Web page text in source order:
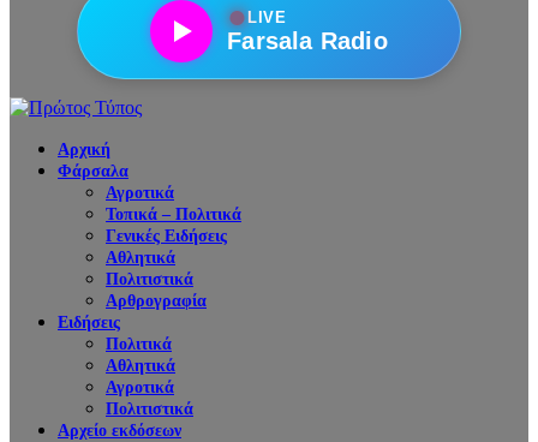
●LIVE
Farsala Radio
Αρχική
Φάρσαλα
Αγροτικά
Τοπικά – Πολιτικά
Γενικές Ειδήσεις
Αθλητικά
Πολιτιστικά
Αρθρογραφία
Ειδήσεις
Πολιτικά
Αθλητικά
Αγροτικά
Πολιτιστικά
Αρχείο εκδόσεων